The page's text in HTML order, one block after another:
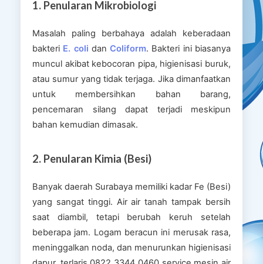
1. Penularan Mikrobiologi
Masalah paling berbahaya adalah keberadaan
bakteri E. coli danColiform. Bakteri ini biasanya
muncul akibat kebocoran pipa, higienisasi buruk,
atau sumur yang tidak terjaga. Jika dimanfaatkan
untuk membersihkan bahan barang,
pencemaran silang dapat terjadi meskipun
bahan kemudian dimasak.
2. Penularan Kimia (Besi)
Banyak daerah Surabaya memiliki kadar Fe (Besi)
yang sangat tinggi. Air air tanah tampak bersih
saat diambil, tetapi berubah keruh setelah
beberapa jam. Logam beracun ini merusak rasa,
meninggalkan noda, dan menurunkan higienisasi